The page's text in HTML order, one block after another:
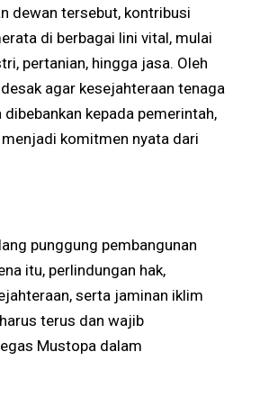
dewan tersebut, kontribusi
di berbagai lini vital, mulai
pertanian, hingga jasa. Oleh
agar kesejahteraan tenaga
kepada pemerintah,
komitmen nyata dari
punggung pembangunan
itu, perlindungan hak,
serta jaminan iklim
terus dan wajib
Mustopa dalam